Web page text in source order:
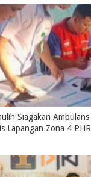
Siagakan
Lapangan Zona 4 PHR